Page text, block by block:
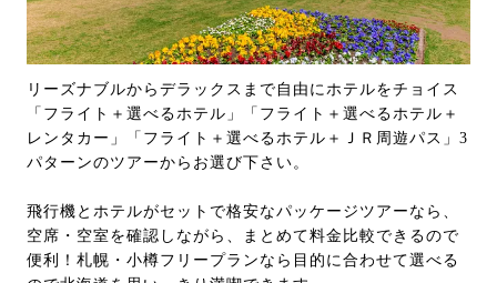
リーズナブルからデラックスまで自由にホテルをチョイス
「フライト＋選べるホテル」「フライト＋選べるホテル＋
レンタカー」「フライト＋選べるホテル＋ＪＲ周遊パス」3
パターンのツアーからお選び下さい。
飛行機とホテルがセットで格安なパッケージツアーなら、
空席・空室を確認しながら、まとめて料金比較できるので
便利！札幌・小樽フリープランなら目的に合わせて選べる